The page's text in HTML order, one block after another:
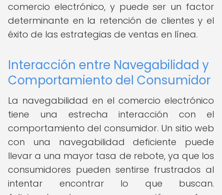
comercio electrónico, y puede ser un factor
determinante en la retención de clientes y el
éxito de las estrategias de ventas en línea.
Interacción entre Navegabilidad y
Comportamiento del Consumidor
La navegabilidad en el comercio electrónico
tiene una estrecha interacción con el
comportamiento del consumidor. Un sitio web
con una navegabilidad deficiente puede
llevar a una mayor tasa de rebote, ya que los
consumidores pueden sentirse frustrados al
intentar encontrar lo que buscan.